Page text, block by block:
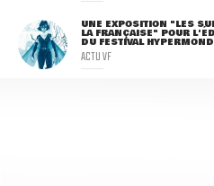
UNE EXPOSITION "LES
LA FRANÇAISE" POUR
DU FESTIVAL
ACTU VF